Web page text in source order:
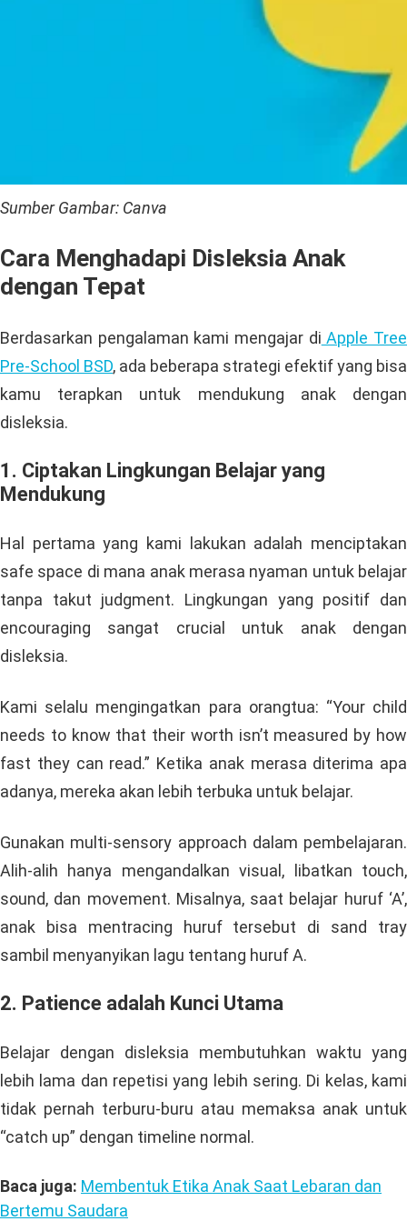
Sumber Gambar: Canva
Cara Menghadapi Disleksia Anak
dengan Tepat
Berdasarkan pengalaman kami mengajar di Apple Tree
Pre-School BSD, ada beberapa strategi efektif yang bisa
kamu terapkan untuk mendukung anak dengan
disleksia.
1. Ciptakan Lingkungan Belajar yang
Mendukung
Hal pertama yang kami lakukan adalah menciptakan
safe space di mana anak merasa nyaman untuk belajar
tanpa takut judgment. Lingkungan yang positif dan
encouraging sangat crucial untuk anak dengan
disleksia.
Kami selalu mengingatkan para orangtua: “Your child
needs to know that their worth isn’t measured by how
fast they can read.” Ketika anak merasa diterima apa
adanya, mereka akan lebih terbuka untuk belajar.
Gunakan multi-sensory approach dalam pembelajaran.
Alih-alih hanya mengandalkan visual, libatkan touch,
sound, dan movement. Misalnya, saat belajar huruf ‘A’,
anak bisa mentracing huruf tersebut di sand tray
sambil menyanyikan lagu tentang huruf A.
2. Patience adalah Kunci Utama
Belajar dengan disleksia membutuhkan waktu yang
lebih lama dan repetisi yang lebih sering. Di kelas, kami
tidak pernah terburu-buru atau memaksa anak untuk
“catch up” dengan timeline normal.
Baca juga: Membentuk Etika Anak Saat Lebaran dan
Bertemu Saudara